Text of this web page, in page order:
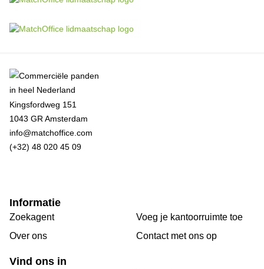
Kingsfordweg 151
1043 GR Amsterdam
info@matchoffice.com
(+32) 48 020 45 09
Informatie
Zoekagent
Over ons
Voeg je kantoorruimte toe
Сontact met ons op
Vind ons in